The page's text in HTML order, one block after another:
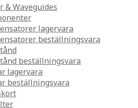
& Waveguides
lagervara
beställningsvara
beställningsvara
lagervara
beställningsvara